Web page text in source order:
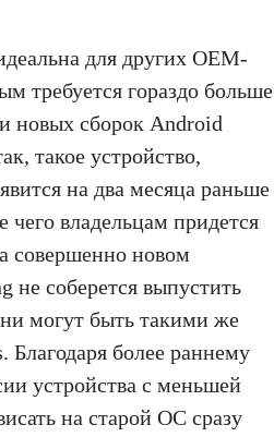
для других OEM-
требуется гораздо больше
новых сборок Android
такое устройство,
на два месяца раньше
чего владельцам придется
совершенно новом
не соберется выпустить
могут быть такими же
более раннему
устройства с меньшей
на старой ОС сразу